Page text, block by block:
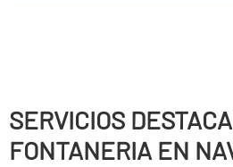
SERVICIOS
FONTANERIA EN